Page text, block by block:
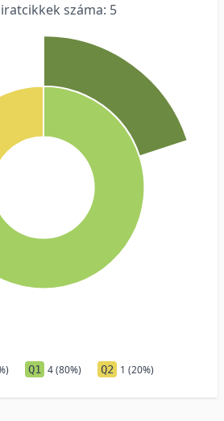
száma: 5
Q1 4 (80%) Q2 1 (20%)